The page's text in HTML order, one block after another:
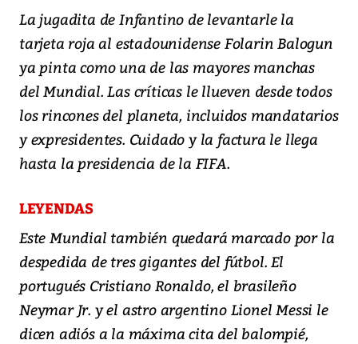
La jugadita de Infantino de levantarle la
tarjeta roja al estadounidense Folarin Balogun
ya pinta como una de las mayores manchas
del Mundial. Las críticas le llueven desde todos
los rincones del planeta, incluidos mandatarios
y expresidentes. Cuidado y la factura le llega
hasta la presidencia de la FIFA.
LEYENDAS
Este Mundial también quedará marcado por la
despedida de tres gigantes del fútbol. El
portugués Cristiano Ronaldo, el brasileño
Neymar Jr. y el astro argentino Lionel Messi le
dicen adiós a la máxima cita del balompié,